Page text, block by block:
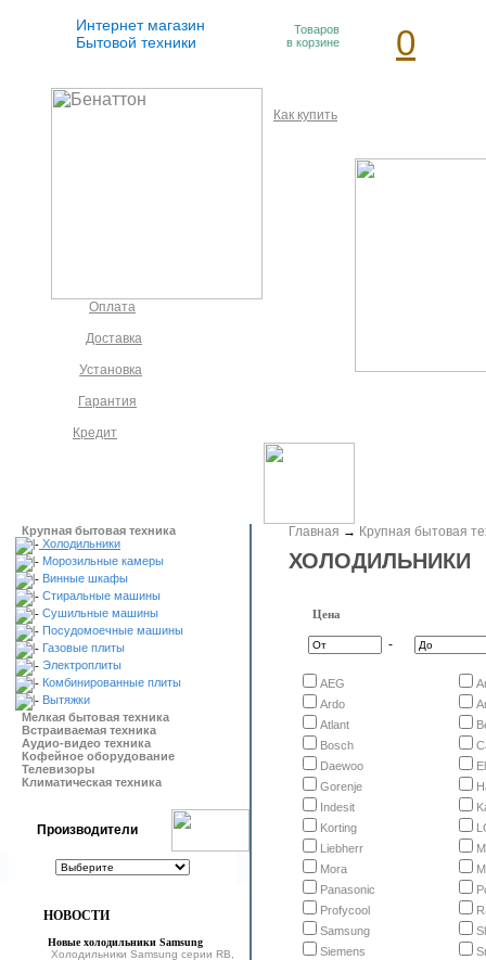
Интернет магазин
Бытовой техники
Товаров
в корзине
0
Как купить
Оплата
Доставка
Установка
Гарантия
Кредит
Крупная бытовая техника
Холодильники
Морозильные камеры
Винные шкафы
Стиральные машины
Сушильные машины
Посудомоечные машины
Газовые плиты
Электроплиты
Комбинированные плиты
Вытяжки
Мелкая бытовая техника
Встраиваемая техника
Аудио-видео техника
Кофейное оборудование
Телевизоры
Климатическая техника
Производители
НОВОСТИ
Новые холодильники Samsung
Холодильники Samsung серии RB,
Главная → Крупная бытовая
ХОЛОДИЛЬНИКИ
Цена
-
AEG
Ardo
Atlant
Bosch
Daewoo
Gorenje
Indesit
Korting
Liebherr
Mora
Panasonic
Profycool
Samsung
Siemens